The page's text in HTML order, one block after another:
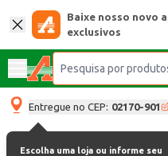
Baixe nosso novo
exclusivos
Entregue no CEP: 02170-901
Escolha uma loja ou informe seu